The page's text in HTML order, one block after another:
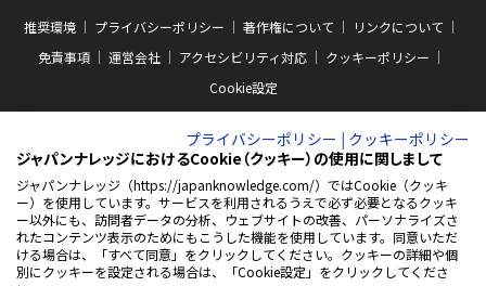
推奨環境 プライバシーポリシー 著作権について
リンクについて
免責事項
運営会社 アクセシビリティ対応
クッキーポリシー
Cookie設定
ABJマークは、この電子書店・電子書籍配信サービスが、著作権者からコンテン
ツ使用許諾を得た正規版配信サービスであることを示す商標（登録番号 第
10981000号）です。ABJマークの詳細、ABJマークを掲示しているサービスの一
覧はこちらをご覧ください。
AEBS 電子出版制作・流通協議会
https://aebs.or.jp/
新
プライバシーポリシー | クッキーポリシー
ジャパンナレッジにおけるCookie（クッキー）の使用に関しまして
ジャパンナレッジ（https://japanknowledge.com/）ではCookie（クッキ
ー）を使用しています。サービスを利用されるうえで必ず必要となるクッキ
ー以外にも、訪問者データの分析、ウェブサイトの改善、パーソナライズさ
れたコンテンツ表示のためにもこうした機能を使用しています。同意いただ
ける場合は、「すべて同意」をクリックしてください。クッキーの詳細や個
別にクッキーを設定される場合は、「Cookie設定」をクリックしてくださ